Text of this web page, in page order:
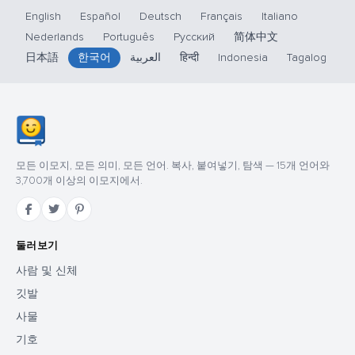
English Español Deutsch Français
Italiano
Nederlands
Português Русский
简体中文
日本語
한국어 العربية हिन्दी Indonesia Tagalog
모든 이모지, 모든 의미, 모든 언어. 복사, 붙여넣기, 탐색 — 15개 언어와
3,700개 이상의 이모지에서.
둘러보기
사람 및 신체
깃발
사물
기호